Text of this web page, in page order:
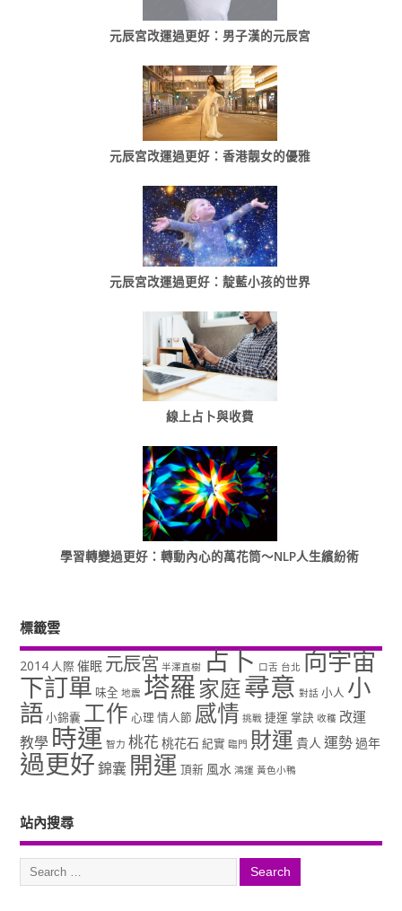
元辰宮改運過更好：男子漢的元辰宮
元辰宮改運過更好：香港靓女的優雅
元辰宮改運過更好：靛藍小孩的世界
線上占卜與收費
學習轉變過更好：轉動內心的萬花筒～NLP人生繽紛術
標籤雲
2014 人際 催眠 元辰宮 半澤直樹 占卜 口舌 台北 向宇宙
下訂單 味全 地震 塔羅家庭尋意 對話 小人 小
語小錦囊 工作 心理 情人節 感情 挑戰 捷運 掌訣 收穫 改運
教學 時運 智力 桃花 桃花石 紀實 臨門 財運 貴人 運勢過年
過更好錦囊 開運 頂新 風水 鴻運 黃色小鴨
站內搜尋